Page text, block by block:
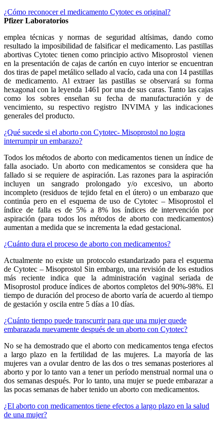
¿Cómo reconocer el medicamento Cytotec es original?
Pfizer Laboratorios
emplea técnicas y normas de seguridad altísimas, dando como
resultado la imposibilidad de falsificar el medicamento. Las pastillas
abortivas Cytotec tienen como principio activo Misoprostol vienen
en la presentación de cajas de cartón en cuyo interior se encuentran
dos tiras de papel metálico sellado al vacío, cada una con 14 pastillas
de medicamento. Al extraer las pastillas se observará su forma
hexagonal con la leyenda 1461 por una de sus caras. Tanto las cajas
como los sobres enseñan su fecha de manufacturación y de
vencimiento, su respectivo registro INVIMA y las indicaciones
generales del producto.
¿Qué sucede si el aborto con Cytotec- Misoprostol no logra
interrumpir un embarazo?
Todos los métodos de aborto con medicamentos tienen un índice de
falla asociado. Un aborto con medicamentos se considera que ha
fallado si se requiere de aspiración. Las razones para la aspiración
incluyen un sangrado prolongado y/o excesivo, un aborto
incompleto (residuos de tejido fetal en el útero) o un embarazo que
continúa pero en el esquema de uso de Cytotec – Misoprostol el
índice de falla es de 5% a 8% los índices de intervención por
aspiración (para todos los métodos de aborto con medicamentos)
aumentan a medida que se incrementa la edad gestacional.
¿Cuánto dura el proceso de aborto con medicamentos?
Actualmente no existe un protocolo estandarizado para el esquema
de Cytotec – Misoprostol Sin embargo, una revisión de los estudios
más reciente indica que la administración vaginal seriada de
Misoprostol produce índices de abortos completos del 90%-98%. El
tiempo de duración del proceso de aborto varía de acuerdo al tiempo
de gestación y oscila entre 5 días a 10 días.
¿Cuánto tiempo puede transcurrir para que una mujer quede
embarazada nuevamente después de un aborto con Cytotec?
No se ha demostrado que el aborto con medicamentos tenga efectos
a largo plazo en la fertilidad de las mujeres. La mayoría de las
mujeres van a ovular dentro de las dos o tres semanas posteriores al
aborto y por lo tanto van a tener un período menstrual normal una o
dos semanas después. Por lo tanto, una mujer se puede embarazar a
las pocas semanas de haber tenido un aborto con medicamentos.
¿El aborto con medicamentos tiene efectos a largo plazo en la salud
de una mujer?